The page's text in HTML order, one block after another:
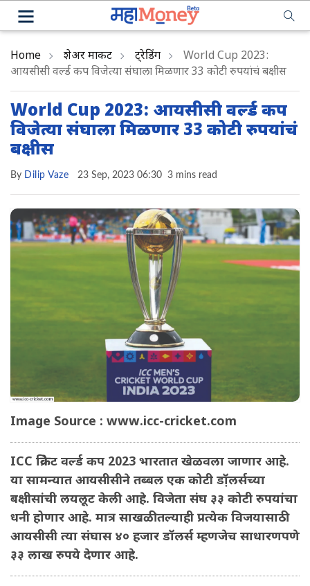
Home शेअर मार्केट ट्रेडिंग
World Cup 2023:
आयसीसी वर्ल्ड कप विजेत्या संघाला मिळणार 33 कोटी रुपयांचं बक्षीस
World Cup 2023: आयसीसी वर्ल्ड कप
विजेत्या संघाला मिळणार 33 कोटी रुपयांचं
बक्षीस
By Dilip Vaze 23 Sep, 2023 06:30 3 mins read
Image Source : www.icc-cricket.com
ICC क्रिकेट वर्ल्ड कप 2023 भारतात खेळवला जाणार आहे.
या सामन्यात आयसीसीने तब्बल एक कोटी डॉ़लर्सच्या
बक्षीसांची लयलूट केली आहे. विजेता संघ ३३ कोटी रुपयांचा
धनी होणार आहे. मात्र साखळीतल्याही प्रत्येक विजयासाठी
आयसीसी त्या संघास ४० हजार डॉलर्स म्हणजेच साधारणपणे
३३ लाख रुपये देणार आहे.